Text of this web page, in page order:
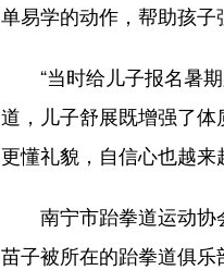
单易学的动作，帮助孩
“当时给儿子报名暑期
道，儿子舒展既增强了
更懂礼貌，自信心也越来
南宁市跆拳道运动协会
苗子被所在的跆拳道俱乐